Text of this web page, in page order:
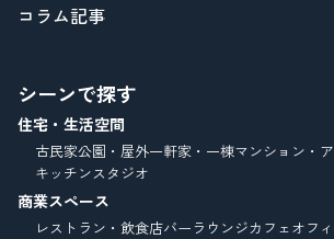
コラム記事
シーンで探す
住宅・生活空間
古民家公園・屋外一軒家・一棟マンション・
キッチンスタジオ
商業スペース
レストラン・飲食店バーラウンジカフェオフ